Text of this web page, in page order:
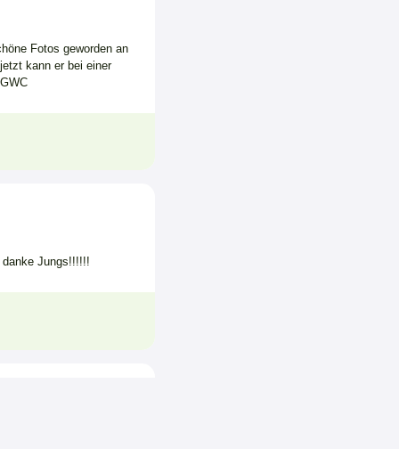
Fotos geworden an
kann er bei einer
Jungs!!!!!!